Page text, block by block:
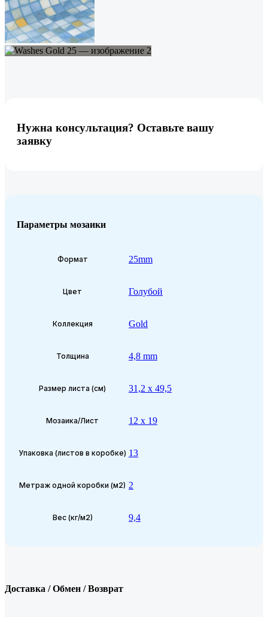
Нужна консультация? Оставьте вашу
заявку
Параметры мозаики
Формат 25mm
Цвет Голубой
Коллекция Gold
Толщина 4,8 mm
Размер листа (см) 31,2 x 49,5
Мозаика/Лист 12 x 19
Упаковка (листов в коробке) 13
Метраж одной коробки (м2) 2
Вес (кг/м2) 9,4
Доставка / Обмен / Возврат